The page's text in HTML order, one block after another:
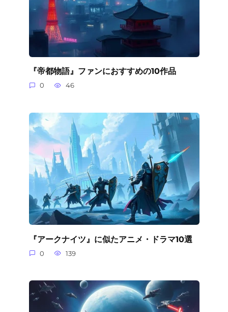
『帝都物語』ファンにおすすめの10作品
0 46
『アークナイツ』に似たアニメ・ドラマ10選
0 139